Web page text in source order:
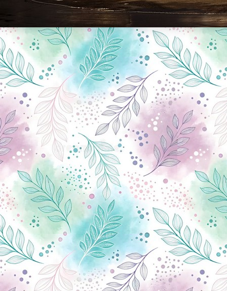
Новини Чернігова, Чернігівські новини, Чернігівський формат, новини Чернігова, події в Чернігові: політика, економіка, аналітика, культура, відеоновини, екологія, спортивний Чернігів, туризм, Чернігів